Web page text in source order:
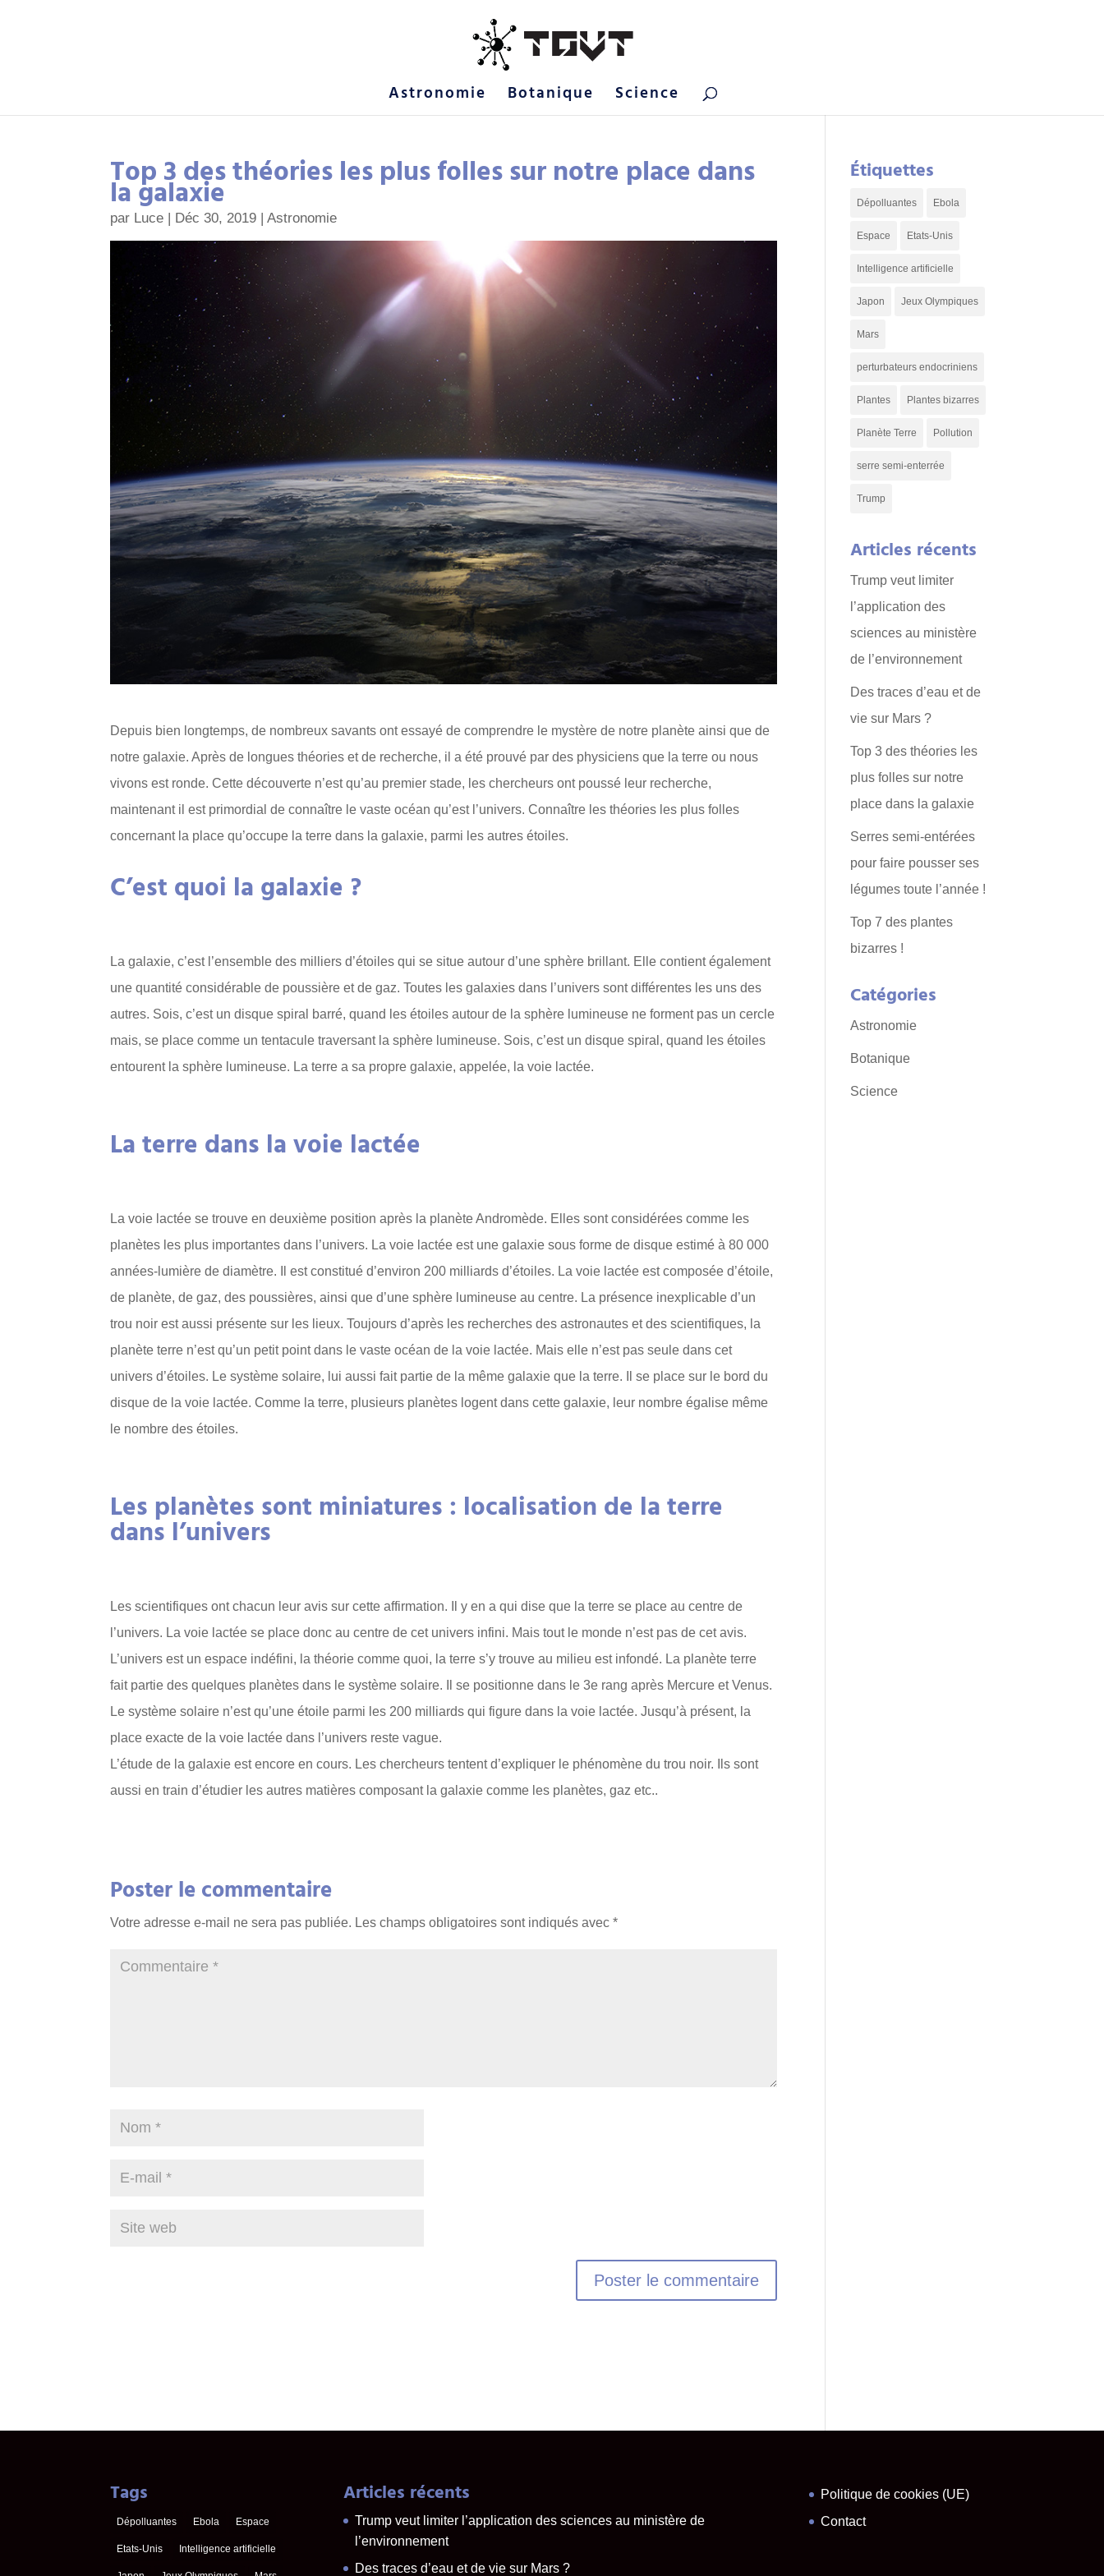
Astronomie Botanique Science
Top 3 des théories les plus folles sur notre place dans
la galaxie
par Luce | Déc 30, 2019 |Astronomie
Depuis bien longtemps, de nombreux savants ont essayé de comprendre le mystère de notre planète ainsi que de
notre galaxie. Après de longues théories et de recherche, il a été prouvé par des physiciens que la terre ou nous
vivons est ronde. Cette découverte n’est qu’au premier stade, les chercheurs ont poussé leur recherche,
maintenant il est primordial de connaître le vaste océan qu’est l’univers. Connaître les théories les plus folles
concernant la place qu’occupe la terre dans la galaxie, parmi les autres étoiles.
C’est quoi la galaxie ?
La galaxie, c’est l’ensemble des milliers d’étoiles qui se situe autour d’une sphère brillant. Elle contient également
une quantité considérable de poussière et de gaz. Toutes les galaxies dans l’univers sont différentes les uns des
autres. Sois, c’est un disque spiral barré, quand les étoiles autour de la sphère lumineuse ne forment pas un cercle
mais, se place comme un tentacule traversant la sphère lumineuse. Sois, c’est un disque spiral, quand les étoiles
entourent la sphère lumineuse. La terre a sa propre galaxie, appelée, la voie lactée.
La terre dans la voie lactée
La voie lactée se trouve en deuxième position après la planète Andromède. Elles sont considérées comme les
planètes les plus importantes dans l’univers. La voie lactée est une galaxie sous forme de disque estimé à 80 000
années-lumière de diamètre. Il est constitué d’environ 200 milliards d’étoiles. La voie lactée est composée d’étoile,
de planète, de gaz, des poussières, ainsi que d’une sphère lumineuse au centre. La présence inexplicable d’un
trou noir est aussi présente sur les lieux. Toujours d’après les recherches des astronautes et des scientifiques, la
planète terre n’est qu’un petit point dans le vaste océan de la voie lactée. Mais elle n’est pas seule dans cet
univers d’étoiles. Le système solaire, lui aussi fait partie de la même galaxie que la terre. Il se place sur le bord du
disque de la voie lactée. Comme la terre, plusieurs planètes logent dans cette galaxie, leur nombre égalise même
le nombre des étoiles.
Les planètes sont miniatures : localisation de la terre
dans l’univers
Les scientifiques ont chacun leur avis sur cette affirmation. Il y en a qui dise que la terre se place au centre de
l’univers. La voie lactée se place donc au centre de cet univers infini. Mais tout le monde n’est pas de cet avis.
L’univers est un espace indéfini, la théorie comme quoi, la terre s’y trouve au milieu est infondé. La planète terre
fait partie des quelques planètes dans le système solaire. Il se positionne dans le 3e rang après Mercure et Venus.
Le système solaire n’est qu’une étoile parmi les 200 milliards qui figure dans la voie lactée. Jusqu’à présent, la
place exacte de la voie lactée dans l’univers reste vague.
L’étude de la galaxie est encore en cours. Les chercheurs tentent d’expliquer le phénomène du trou noir. Ils sont
aussi en train d’étudier les autres matières composant la galaxie comme les planètes, gaz etc..
Poster le commentaire
Votre adresse e-mail ne sera pas publiée. Les champs obligatoires sont indiqués avec*
Étiquettes
Dépolluantes Ebola
Espace Etats-Unis
Intelligence artificielle
Japon Jeux Olympiques
Mars
perturbateurs endocriniens
Plantes Plantes bizarres
Planète Terre Pollution
serre semi-enterrée
Trump
Articles récents
Trump veut limiter
l’application des
sciences au ministère
de l’environnement
Des traces d’eau et de
vie sur Mars ?
Top 3 des théories les
plus folles sur notre
place dans la galaxie
Serres semi-entérées
pour faire pousser ses
légumes toute l’année !
Top 7 des plantes
bizarres !
Catégories
Astronomie
Botanique
Science
Tags
Dépolluantes Ebola Espace
Etats-Unis Intelligence artificielle
Articles récents
Trump veut limiter l’application des sciences au ministère de
l’environnement
Des traces d’eau et de vie sur Mars ?
Politique de cookies (UE)
Contact